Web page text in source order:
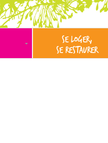
SE LOGER,
SE RESTAURER